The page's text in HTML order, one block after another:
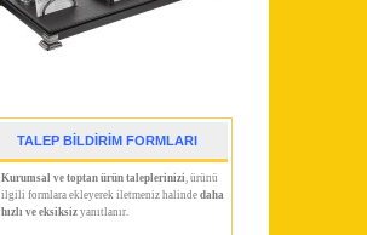
TALEP BİLDİRİM FORMLARI
Kurumsal ve toptan ürün taleplerinizi , ürünü
ilgili formlara ekleyerek iletmeniz halindedaha
hızlı ve eksiksiz yanıtlanır.